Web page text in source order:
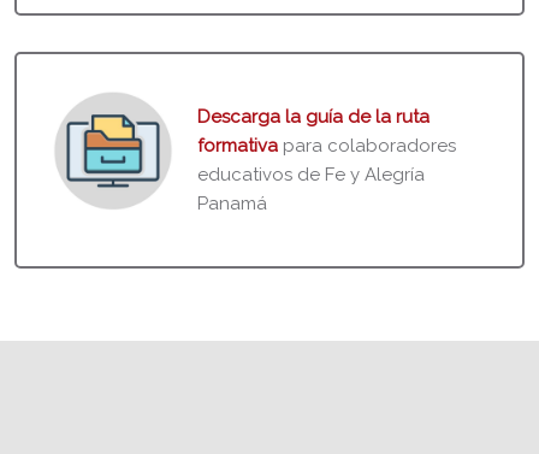
Descarga la guía de la ruta
formativa para colaboradores
educativos de Fe y Alegría
Panamá